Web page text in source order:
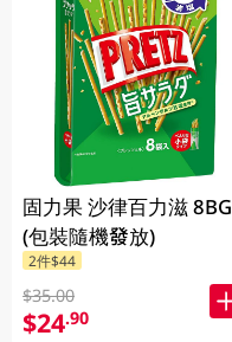
固力果 沙律百力滋 8BG
(包裝隨機發放)
2件$44
$35.00
$24.90